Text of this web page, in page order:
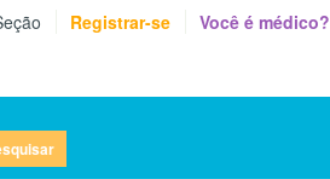
Registrar-se Você é médico?